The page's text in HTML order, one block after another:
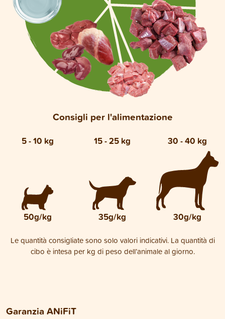
Consigli per l'alimentazione
5 - 10 kg 15 - 25 kg 30 - 40 kg
50g/kg 35g/kg 30g/kg
Le quantità consigliate sono solo valori indicativi. La quantità di
cibo è intesa per kg di peso dell’animale al giorno.
Garanzia ANiFiT